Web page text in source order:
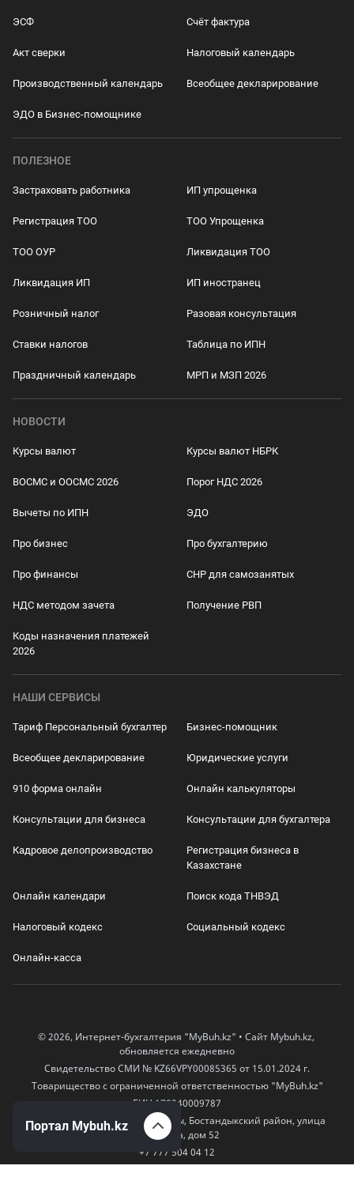
ЭСФ Счёт фактура
Акт сверки Налоговый календарь
Производственный календарь Всеобщее декларирование
ЭДО в Бизнес-помощнике
ПОЛЕЗНОЕ
Застраховать работника ИП упрощенка
Регистрация ТОО ТОО Упрощенка
ТОО ОУР Ликвидация ТОО
Ликвидация ИП ИП иностранец
Розничный налог Разовая консультация
Ставки налогов Таблица по ИПН
Праздничный календарь МРП и МЗП 2026
НОВОСТИ
Курсы валют Курсы валют НБРК
ВОСМС и ООСМС 2026 Порог НДС 2026
Вычеты по ИПН ЭДО
Про бизнес Про бухгалтерию
Про финансы СНР для самозанятых
НДС методом зачета Получение РВП
Коды назначения платежей
2026
НАШИ СЕРВИСЫ
Тариф Персональный бухгалтер Бизнес-помощник
Всеобщее декларирование Юридические услуги
910 форма онлайн Онлайн калькуляторы
Консультации для бизнеса Консультации для бухгалтера
Кадровое делопроизводство
Регистрация бизнеса в
Казахстане
Онлайн календари Поиск кода ТНВЭД
Налоговый кодекс Социальный кодекс
Онлайн-касса
© 2026, Интернет-бухгалтерия "MyBuh.kz" • Сайт Mybuh.kz,
обновляется ежедневно
Свидетельство СМИ № KZ66VPY00085365 от 15.01.2024 г.
Товарищество с ограниченной ответственностью "MyBuh.kz"
БИН 170240009787
050000, Казахстан, город Алматы, Бостандыкский район, улица
Егизбаева, дом 52
+7 777 504 04 12
Портал Mybuh.kz